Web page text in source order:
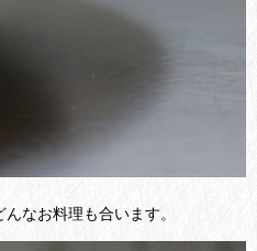
なお料理も合います。